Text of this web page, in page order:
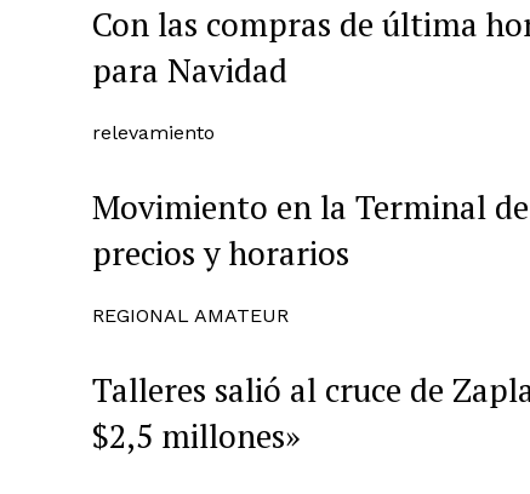
Con las compras de última
para Navidad
relevamiento
Movimiento en la Terminal
precios y horarios
REGIONAL AMATEUR
Talleres salió al cruce de
$2,5 millones»